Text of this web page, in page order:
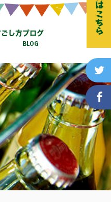
し方ブログ
BLOG